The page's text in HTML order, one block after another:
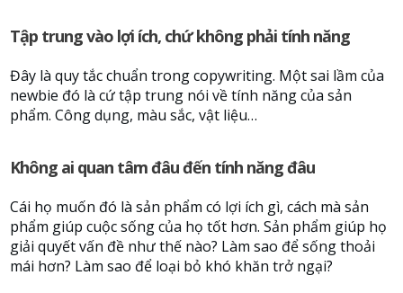
Tập trung vào lợi ích, chứ không phải tính năng
Đây là quy tắc chuẩn trong copywriting. Một sai lầm của
newbie đó là cứ tập trung nói về tính năng của sản
phẩm. Công dụng, màu sắc, vật liệu…
Không ai quan tâm đâu đến tính năng đâu
Cái họ muốn đó là sản phẩm có lợi ích gì, cách mà sản
phẩm giúp cuộc sống của họ tốt hơn. Sản phẩm giúp họ
giải quyết vấn đề như thế nào? Làm sao để sống thoải
mái hơn? Làm sao để loại bỏ khó khăn trở ngại?